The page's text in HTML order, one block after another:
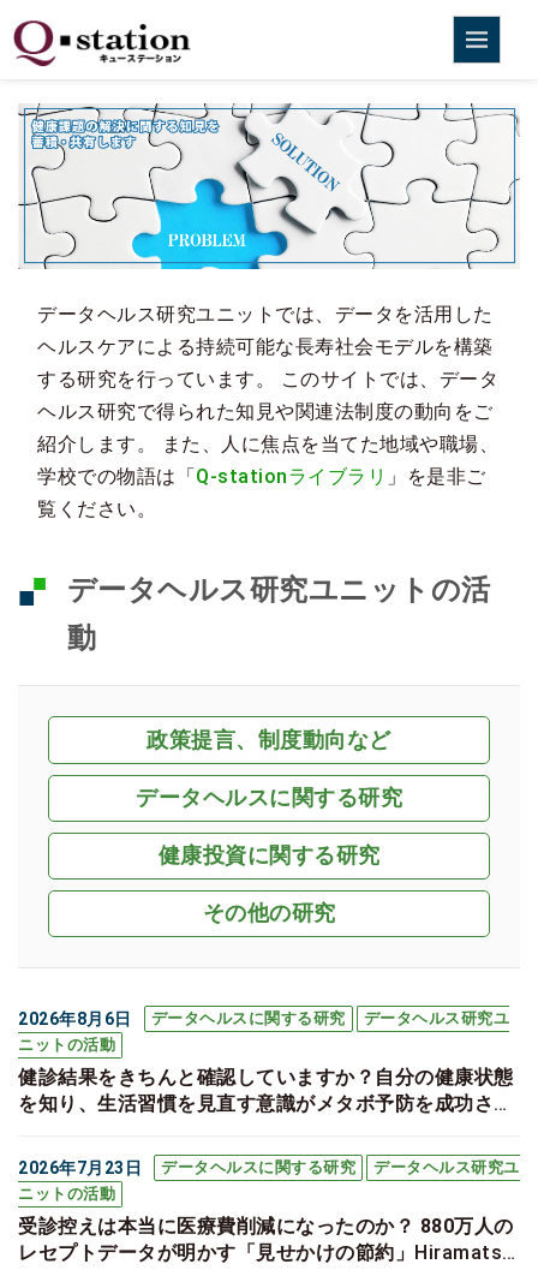
データヘルス研究ユニットでは、データを活用した
ヘルスケアによる持続可能な長寿社会モデルを構築
する研究を行っています。 このサイトでは、データ
ヘルス研究で得られた知見や関連法制度の動向をご
紹介します。 また、人に焦点を当てた地域や職場、
学校での物語は「Q-stationライブラリ 」を是非ご
覧ください。
データヘルス研究ユニットの活
動
政策提言、制度動向など
データヘルスに関する研究
健康投資に関する研究
その他の研究
2026年8月6日 データヘルスに関する研究
データヘルス研究ユ
ニットの活動
健診結果をきちんと確認していますか？自分の健康状態
を知り、生活習慣を見直す意識がメタボ予防を成功させ
Y. The impact of awareness of health checkup
results on dropout from the specific health guidance
programs on metabolic syndrome in the teacher
population. Environmental Health and Preventive
Medicine. 2026;31:13-.
2026年7月23日 データヘルスに関する研究
データヘルス研究ユ
ニットの活動
受診控えは本当に医療費削減になったのか？ 880万人の
レセプトデータが明かす「見せかけの節約」 Hiramatsu